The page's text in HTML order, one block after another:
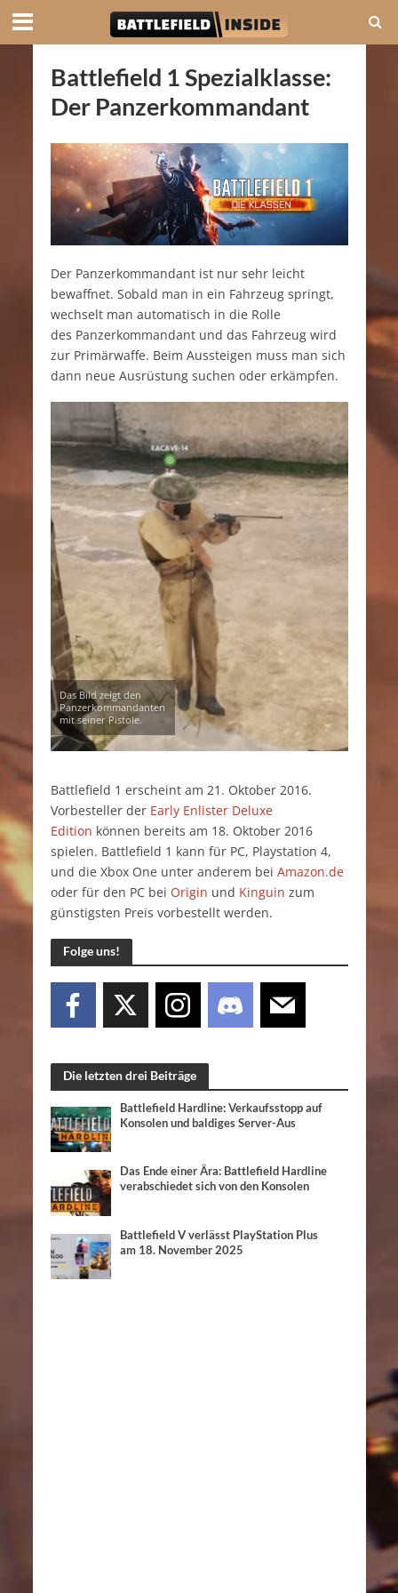
Battlefield 1 Spezialklasse:
Der Panzerkommandant
Der Panzerkommandant ist nur sehr leicht
bewaffnet. Sobald man in ein Fahrzeug springt,
wechselt man automatisch in die Rolle
des Panzerkommandant und das Fahrzeug wird
zur Primärwaffe. Beim Aussteigen muss man sich
dann neue Ausrüstung suchen oder erkämpfen.
Das Bild zeigt den
Panzerkommandanten
mit seiner Pistole.
Battlefield 1 erscheint am 21. Oktober 2016.
Vorbesteller der Early Enlister Deluxe
Edition können bereits am 18. Oktober 2016
spielen. Battlefield 1 kann für PC, Playstation 4,
und die Xbox One unter anderem bei Amazon.de
oder für den PC bei Origin und Kinguin zum
günstigsten Preis vorbestellt werden.
Folge uns!
Die letzten drei Beiträge
Battlefield Hardline: Verkaufsstopp auf
Konsolen und baldiges Server-Aus
Das Ende einer Ära: Battlefield Hardline
verabschiedet sich von den Konsolen
Battlefield V verlässt PlayStation Plus
am 18. November 2025